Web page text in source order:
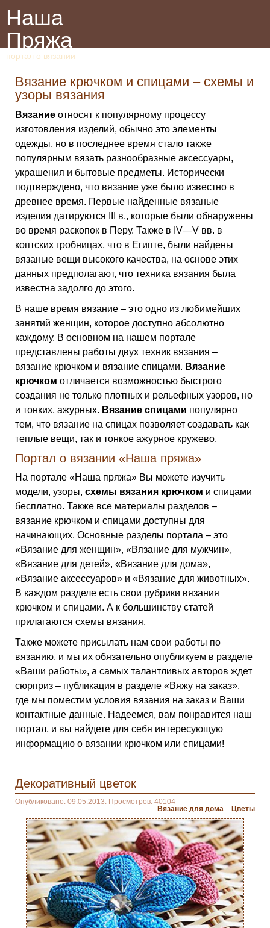
Наша
Пряжа
портал о вязании
Вязание крючком и спицами – схемы и
узоры вязания
Вязание относят к популярному процессу
изготовления изделий, обычно это элементы
одежды, но в последнее время стало также
популярным вязать разнообразные аксессуары,
украшения и бытовые предметы. Исторически
подтверждено, что вязание уже было известно в
древнее время. Первые найденные вязаные
изделия датируются III в., которые были обнаружены
во время раскопок в Перу. Также в IV—V вв. в
коптских гробницах, что в Египте, были найдены
вязаные вещи высокого качества, на основе этих
данных предполагают, что техника вязания была
известна задолго до этого.
В наше время вязание – это одно из любимейших
занятий женщин, которое доступно абсолютно
каждому. В основном на нашем портале
представлены работы двух техник вязания –
вязание крючком и вязание спицами. Вязание
крючком отличается возможностью быстрого
создания не только плотных и рельефных узоров, но
и тонких, ажурных. Вязание спицами популярно
тем, что вязание на спицах позволяет создавать как
теплые вещи, так и тонкое ажурное кружево.
Портал о вязании «Наша пряжа»
На портале «Наша пряжа» Вы можете изучить
модели, узоры, схемы вязания крючком и спицами
бесплатно. Также все материалы разделов –
вязание крючком и спицами доступны для
начинающих. Основные разделы портала – это
«Вязание для женщин», «Вязание для мужчин»,
«Вязание для детей», «Вязание для дома»,
«Вязание аксессуаров» и «Вязание для животных».
В каждом разделе есть свои рубрики вязания
крючком и спицами. А к большинству статей
прилагаются схемы вязания.
Также можете присылать нам свои работы по
вязанию, и мы их обязательно опубликуем в разделе
«Ваши работы», а самых талантливых авторов ждет
сюрприз – публикация в разделе «Вяжу на заказ»,
где мы поместим условия вязания на заказ и Ваши
контактные данные. Надеемся, вам понравится наш
портал, и вы найдете для себя интересующую
информацию о вязании крючком или спицами!
Декоративный цветок
Опубликовано: 09.05.2013. Просмотров: 40104
Вязание для дома – Цветы